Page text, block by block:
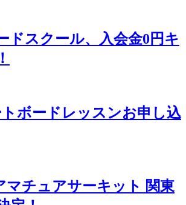
ドスクール、入会金0円キ
ボードレッスンお申し込
マチュアサーキット 関東